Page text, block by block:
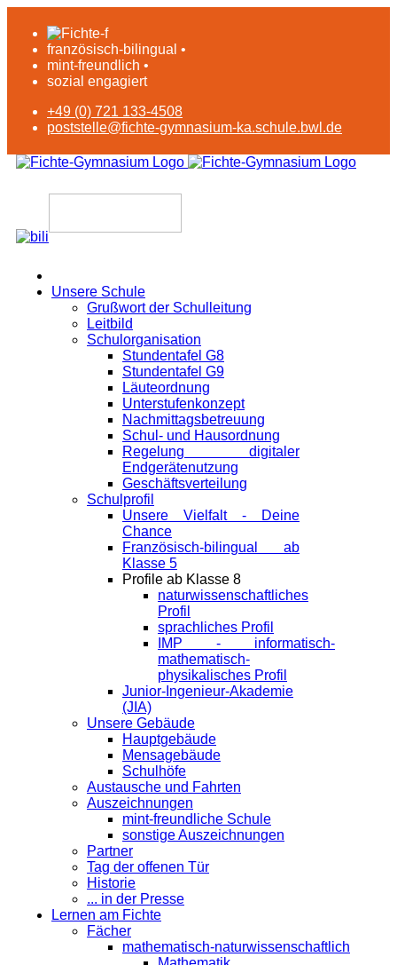
französisch-bilingual •
mint-freundlich •
sozial engagiert
+49 (0) 721 133-4508
poststelle@fichte-gymnasium-ka.schule.bwl.de
Unsere Schule
Grußwort der Schulleitung
Leitbild
Schulorganisation
Stundentafel G8
Stundentafel G9
Läuteordnung
Unterstufenkonzept
Nachmittagsbetreuung
Schul- und Hausordnung
Regelung digitaler
Endgeräte­nutzung
Geschäftsverteilung
Schulprofil
Unsere Vielfalt - Deine
Chance
Französisch-bilingual ab
Klasse 5
Profile ab Klasse 8
naturwissenschaftliches
Profil
sprachliches Profil
IMP - informatisch-
mathematisch-
physikalisches Profil
Junior-Ingenieur-Akademie
(JIA)
Unsere Gebäude
Hauptgebäude
Mensagebäude
Schulhöfe
Austausche und Fahrten
Auszeichnungen
mint-freundliche Schule
sonstige Auszeichnungen
Partner
Tag der offenen Tür
Historie
... in der Presse
Lernen am Fichte
Fächer
mathematisch-naturwissenschaftlich